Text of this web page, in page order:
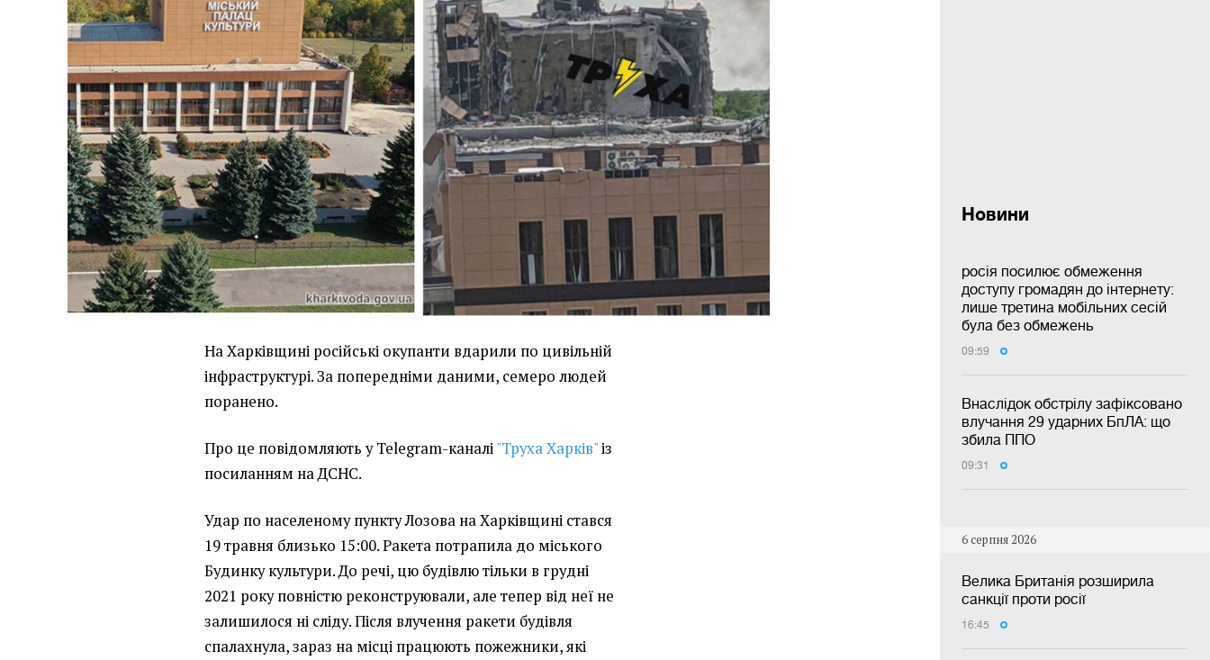
Новини
росія посилює обмеження
доступу громадян до інтернету:
лише третина мобільних сесій
була без обмежень
09:59
Внаслідок обстрілу зафіксовано
влучання 29 ударних БпЛА: що
збила ППО
09:31
6 серпня 2026
Велика Британія розширила
санкції проти росії
16:45
На Харківщині російські окупанти вдарили по цивільній
інфраструктурі. За попередніми даними, семеро людей
поранено.
Про це повідомляють у Telegram-каналі"Труха Харків"із
посиланням на ДСНС.
Удар по населеному пункту Лозова на Харківщині стався
19 травня близько 15:00. Ракета потрапила до міського
Будинку культури. До речі, цю будівлю тільки в грудні
2021 року повністю реконструювали, але тепер від неї не
залишилося ні сліду. Після влучення ракети будівля
спалахнула, зараз на місці працюють пожежники, які